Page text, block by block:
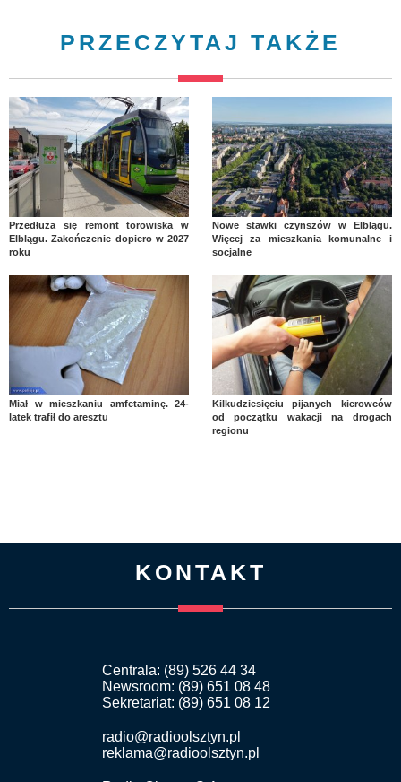
PRZECZYTAJ TAKŻE
Przedłuża się remont torowiska w
Elblągu. Zakończenie dopiero w 2027
roku
Nowe stawki czynszów w Elblągu.
Więcej za mieszkania komunalne i
socjalne
Miał w mieszkaniu amfetaminę. 24-
latek trafił do aresztu
Kilkudziesięciu pijanych kierowców
od początku wakacji na drogach
regionu
KONTAKT
Centrala: (89) 526 44 34
Newsroom: (89) 651 08 48
Sekretariat: (89) 651 08 12
radio@radioolsztyn.pl
reklama@radioolsztyn.pl